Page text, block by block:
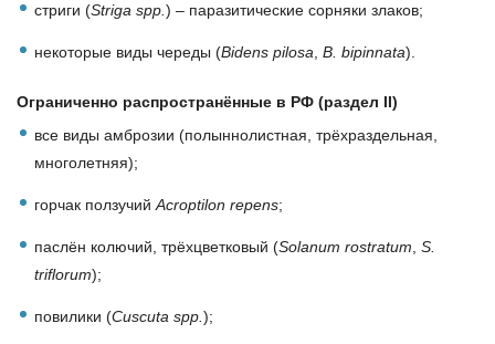
стриги (Striga spp. ) – паразитические сорняки злаков;
некоторые виды череды (Bidens pilosa B. bipinnata).
Ограниченно распространённые в РФ (раздел II)
все виды амброзии (полыннолистная, трёхраздельная,
многолетняя);
горчак ползучий Acroptilon repens;
паслён колючий, трёхцветковый (Solanum rostratum S.
triflorum);
повилики (Cuscuta spp. );